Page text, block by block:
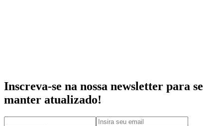
Inscreva-se na nossa newsletter para se
manter atualizado!